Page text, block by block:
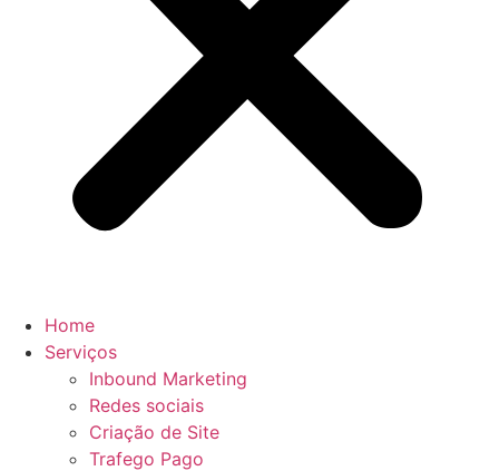
Home
Serviços
Inbound Marketing
Redes sociais
Criação de Site
Trafego Pago